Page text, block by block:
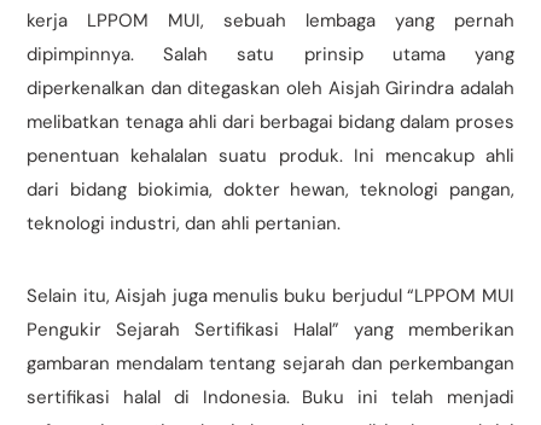
kerja LPPOM MUI, sebuah lembaga yang pernah
dipimpinnya. Salah satu prinsip utama yang
diperkenalkan dan ditegaskan oleh Aisjah Girindra adalah
melibatkan tenaga ahli dari berbagai bidang dalam proses
penentuan kehalalan suatu produk. Ini mencakup ahli
dari bidang biokimia, dokter hewan, teknologi pangan,
teknologi industri, dan ahli pertanian.
Selain itu, Aisjah juga menulis buku berjudul “LPPOM MUI
Pengukir Sejarah Sertifikasi Halal” yang memberikan
gambaran mendalam tentang sejarah dan perkembangan
sertifikasi halal di Indonesia. Buku ini telah menjadi